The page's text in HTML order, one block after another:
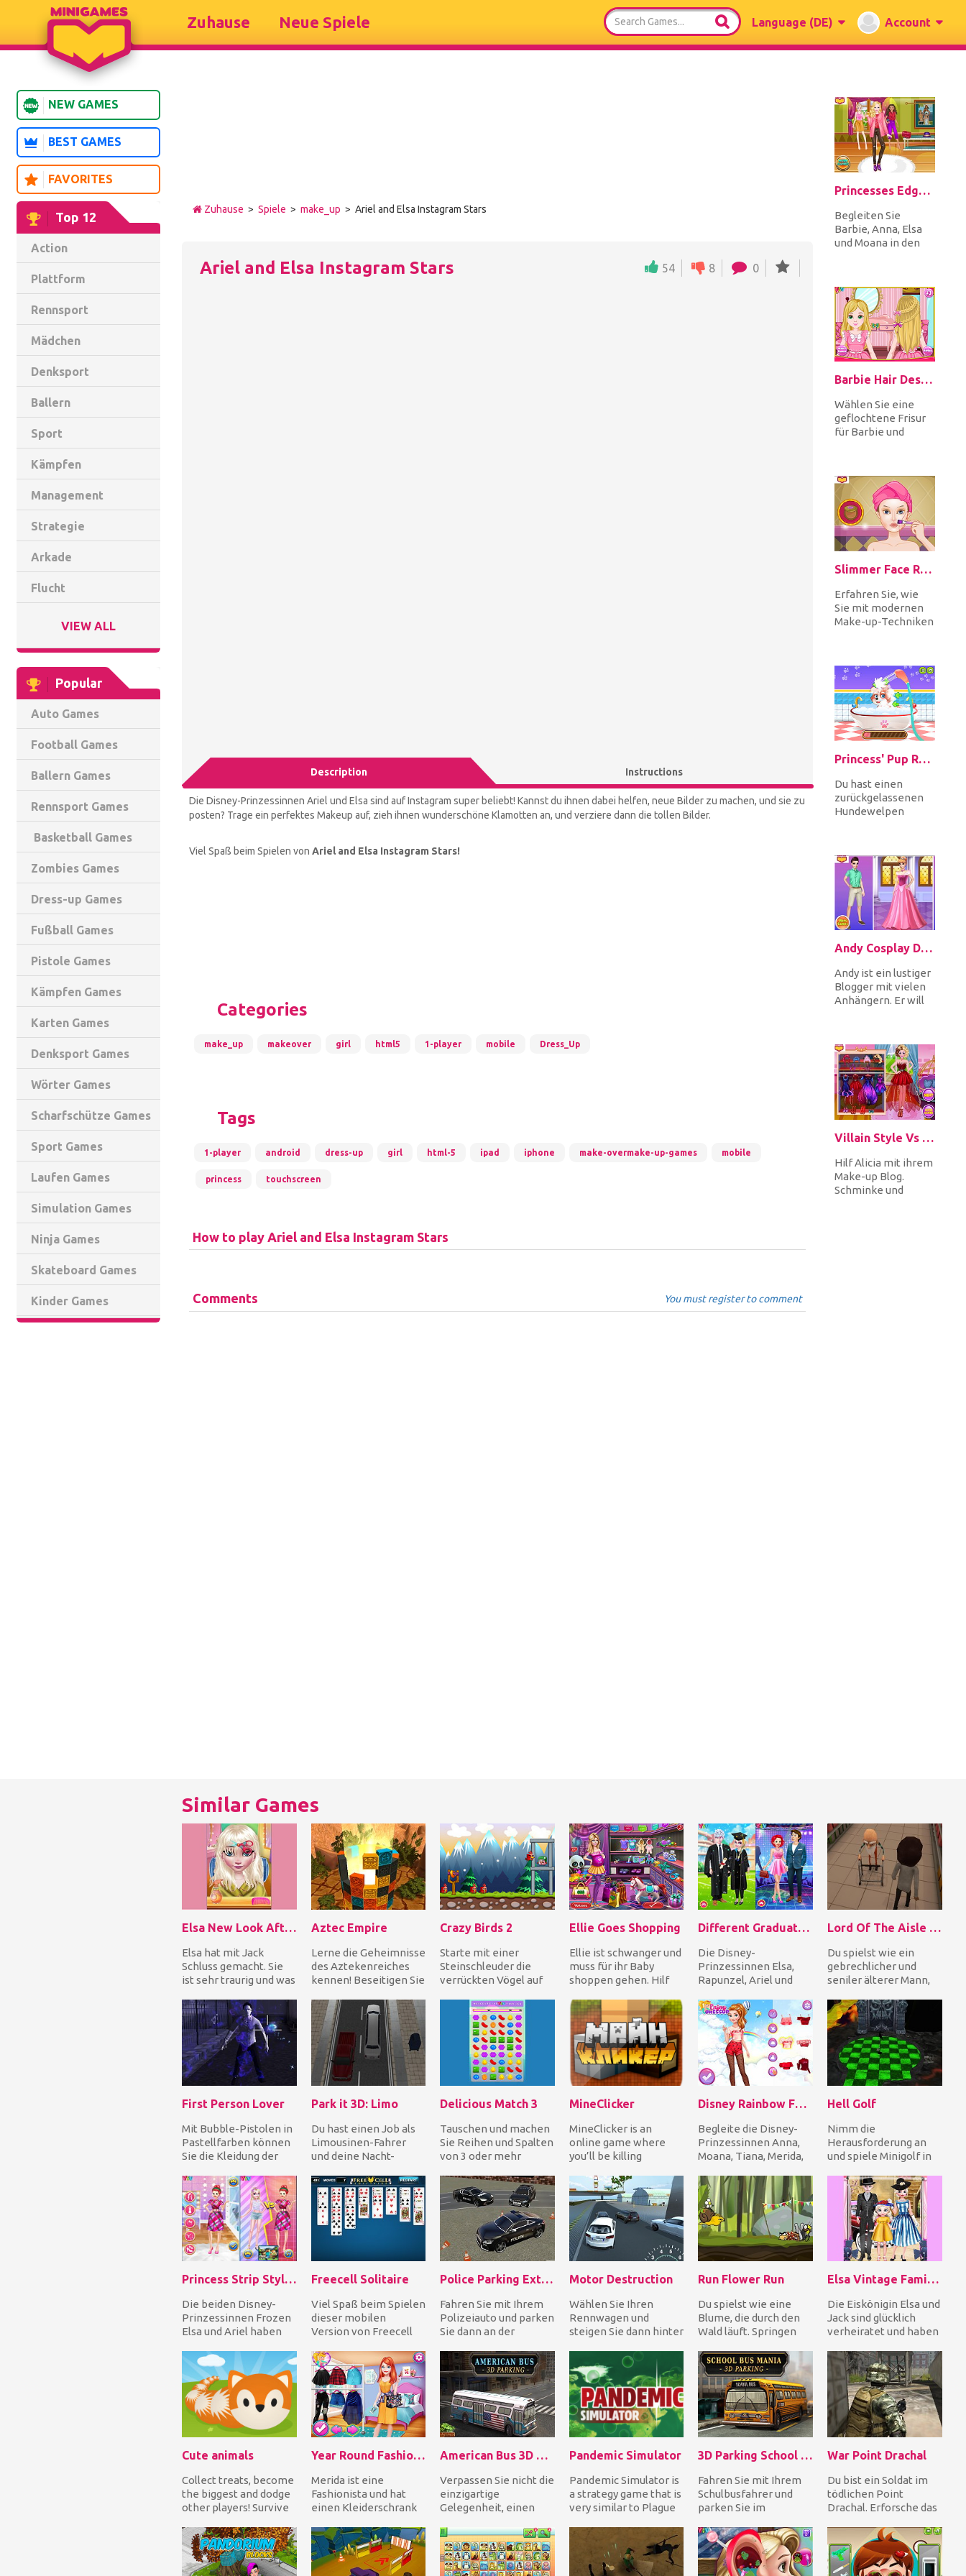
Language (DE) Account
Zuhause Neue Spiele
NEW GAMES
BEST GAMES
FAVORITES
Top 12
Action
Plattform
Rennsport
Mädchen
Denksport
Ballern
Sport
Kämpfen
Management
Strategie
Arkade
Flucht
VIEW ALL
Popular
Auto Games
Football Games
Ballern Games
Rennsport Games
Basketball Games
Zombies Games
Dress-up Games
Fußball Games
Pistole Games
Kämpfen Games
Karten Games
Denksport Games
Wörter Games
Scharfschütze Games
Sport Games
Laufen Games
Simulation Games
Ninja Games
Skateboard Games
Kinder Games
Zuhause > Spiele > make_up > Ariel and Elsa Instagram Stars
Ariel and Elsa Instagram Stars 54 8 0
Description Instructions
Die Disney-Prinzessinnen Ariel und Elsa sind auf Instagram super beliebt! Kannst du ihnen dabei helfen, neue Bilder zu machen, und sie zu
posten? Trage ein perfektes Makeup auf, zieh ihnen wunderschöne Klamotten an, und verziere dann die tollen Bilder.
Viel Spaß beim Spielen von Ariel and Elsa Instagram Stars!
Categories
make_up makeover girl html5 1-player mobile Dress_Up
Tags
1-player android dress-up girl html-5 ipad iphone make-overmake-up-games mobile
princess touchscreen
How to play Ariel and Elsa Instagram Stars
Comments You must register to comment
Princesses Edgy Fashion
Begleiten Sie
Barbie, Anna, Elsa
und Moana in den
Barbie Hair Design
Wählen Sie eine
geflochtene Frisur
für Barbie und
Slimmer Face Real Makeup
Erfahren Sie, wie
Sie mit modernen
Make-up-Techniken
Princess' Pup Rescue
Du hast einen
zurückgelassenen
Hundewelpen
Andy Cosplay Disney Princesses
Andy ist ein lustiger
Blogger mit vielen
Anhängern. Er will
wird cosp...
Villain Style Vs Princess Style
Hilf Alicia mit ihrem
Make-up Blog.
Schminke und
Similar Games
Elsa New Look After Breakup
Elsa hat mit Jack
Schluss gemacht. Sie
ist sehr traurig und was
um ein neues...
Aztec Empire
Lerne die Geheimnisse
des Aztekenreiches
kennen! Beseitigen Sie
drei gleiche Far...
Crazy Birds 2
Starte mit einer
Steinschleuder die
verrückten Vögel auf
ein für alle Mal zu tö...
Ellie Goes Shopping
Ellie ist schwanger und
muss für ihr Baby
shoppen gehen. Hilf
zu verdienen...
Different Graduation Season Fashion
Die Disney-
Prinzessinnen Elsa,
Rapunzel, Ariel und
Frost, Flynn, Eric
absolvieren...
Lord Of The Aisle 3D
Du spielst wie ein
gebrechlicher und
seniler älterer Mann,
einem
Supermarktgang...
First Person Lover
Mit Bubble-Pistolen in
Pastellfarben können
Sie die Kleidung der
während Sie sich...
Park it 3D: Limo
Du hast einen Job als
Limousinen-Fahrer
und deine Nacht-
VIP abzuholen und
sie...
Delicious Match 3
Tauschen und machen
Sie Reihen und Spalten
von 3 oder mehr
Bonbons, um sie f...
MineClicker
MineClicker is an
online game where
you’ll be killing
animals and mining
blocks....
Disney Rainbow Fashion
Begleite die Disney-
Prinzessinnen Anna,
Moana, Tiana, Merida,
und verkleide j...
Hell Golf
Nimm die
Herausforderung an
und spiele Minigolf in
Beginnen Sie mit
einfachen...
Princess Strip Style Vs Grid Style
Die beiden Disney-
Prinzessinnen Frozen
Elsa und Ariel haben
welcher Stil bes...
Freecell Solitaire
Viel Spaß beim Spielen
dieser mobilen
Version von Freecell
sich keine Sorgen...
Police Parking Extreme
Fahren Sie mit Ihrem
Polizeiauto und parken
Sie dann an der
bevor die Zeit ab...
Motor Destruction
Wählen Sie Ihren
Rennwagen und
steigen Sie dann hinter
fantastischen
Fahrzeugs, um...
Run Flower Run
Du spielst wie eine
Blume, die durch den
Wald läuft. Springen
springen Sie sog...
Elsa Vintage Family Photo
Die Eiskönigin Elsa und
Jack sind glücklich
verheiratet und haben
Sie haben ein...
Cute animals
Collect treats, become
the biggest and dodge
other players! Survive
meet! Run...
Year Round Fashionista: Merida
Merida ist eine
Fashionista und hat
einen Kleiderschrank
und tollen Acces...
American Bus 3D Parking
Verpassen Sie nicht die
einzigartige
Gelegenheit, einen
fahren und dann zu
par...
Pandemic Simulator
Pandemic Simulator is
a strategy game that is
very similar to Plague
you wil...
3D Parking School Bus Mania
Fahren Sie mit Ihrem
Schulbusfahrer und
parken Sie im
um die einzelnen
Level zu...
War Point Drachal
Du bist ein Soldat im
tödlichen Point
Drachal. Erforsche das
deine Waffe, um alle
a...